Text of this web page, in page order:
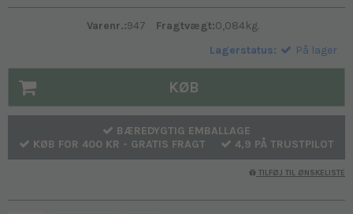
Varenr.:947 Fragtvægt:0,084kg.
Lagerstatus:
På lager
KØB
BÆREDYGTIG EMBALLAGE
KØB FOR 400 KR - GRATIS FRAGT
4,9 PÅ TRUSTPILOT
TILFØJ TIL ØNSKELISTE